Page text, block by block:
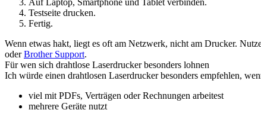
Auf Laptop, Smartphone und Tablet verbinden.
Testseite drucken.
Fertig.
Wenn etwas hakt, liegt es oft am Netzwerk, nicht am Drucker.
oderBrother Support.
Für wen sich drahtlose Laserdrucker besonders lohnen
Ich würde einen drahtlosen Laserdrucker besonders empfehlen,
viel mit PDFs, Verträgen oder Rechnungen arbeitest
mehrere Geräte nutzt